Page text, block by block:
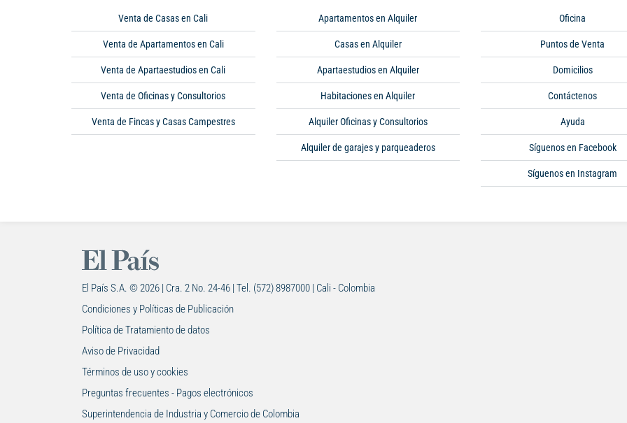
Venta de Casas en Cali
Venta de Apartamentos en Cali
Venta de Apartaestudios en Cali
Venta de Oficinas y Consultorios
Venta de Fincas y Casas Campestres
Apartamentos en Alquiler
Casas en Alquiler
Apartaestudios en Alquiler
Habitaciones en Alquiler
Alquiler Oficinas y Consultorios
Alquiler de garajes y parqueaderos
Oficina
Puntos de Venta
Domicilios
Contáctenos
Ayuda
Síguenos en Facebook
Síguenos en Instagram
El País S.A. © 2026 | Cra. 2 No. 24-46 | Tel. (572) 8987000 | Cali - Colombia
Condiciones y Políticas de Publicación
Política de Tratamiento de datos
Aviso de Privacidad
Términos de uso y cookies
Preguntas frecuentes - Pagos electrónicos
Superintendencia de Industria y Comercio de Colombia